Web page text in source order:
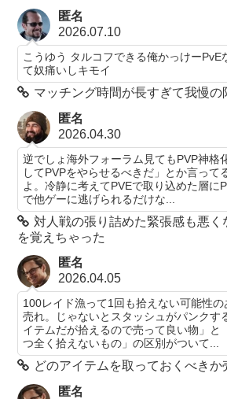
匿名
2026.07.10
こうゆう タルコフできる俺かっけーPvE
て奴痛いしキモイ
マッチング時間が長すぎて我慢の
匿名
2026.04.30
逆でしょ海外フォーラム見てもPVP神格
してPVPをやらせるべきだ」とか言って
よ。冷静に考えてPVEで取り込めた層に
で他ゲーに逃げられるだけな...
対人戦の張り詰めた緊張感も悪く
を覚えちゃった
匿名
2026.04.05
100レイド漁って1回も拾えない可能性
売れ。じゃないとスタッシュがパンクす
イテムだが拾えるので売って良い物」と
つ全く拾えないもの」の区別がついて...
どのアイテムを取っておくべきか
匿名